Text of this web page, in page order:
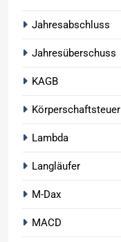
Jahresabschluss
Jahresüberschuss
KAGB
Körperschaftsteuer
Lambda
Langläufer
M-Dax
MACD